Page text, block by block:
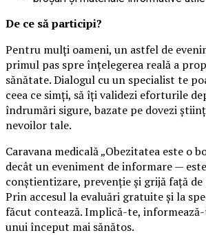
De ce să participi?
Pentru mulți oameni, un astfel de
primul pas spre înțelegerea reală a
sănătate. Dialogul cu un specialist te
ceea ce simți, să îți validezi eforturile
îndrumări sigure, bazate pe dovezi
nevoilor tale.
Caravana medicală „Obezitatea este o
decât un eveniment de informare —
conștientizare, prevenție și grijă față
Prin accesul la evaluări gratuite și la
făcut contează. Implică-te,
unui început mai sănătos.